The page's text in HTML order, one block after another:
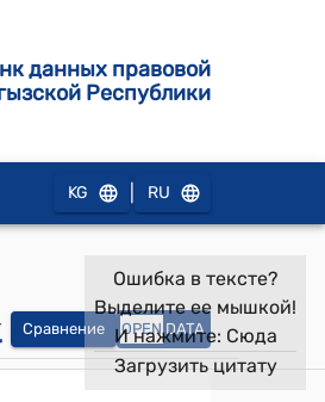
данных правовой
Республики
KG RU
Сравнение OPEN DATA
Ошибка в тексте?
Выделите ее мышкой!
И нажмите: Сюда
Загрузить цитату